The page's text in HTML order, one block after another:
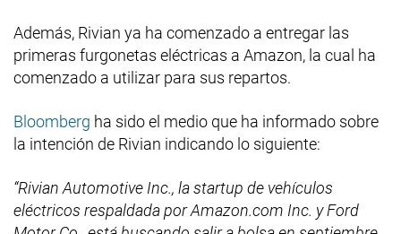
Además, Rivian ya ha comenzado a entregar las
primeras furgonetas eléctricas a Amazon, la cual ha
comenzado a utilizar para sus repartos.
Bloomberg ha sido el medio que ha informado sobre
la intención de Rivian indicando lo siguiente:
“Rivian Automotive Inc., la startup de vehículos
eléctricos respaldada por Amazon.com Inc. y Ford